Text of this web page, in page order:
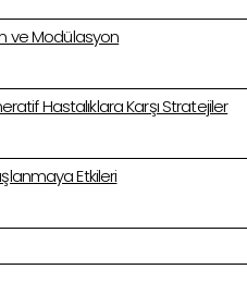
ve Modülasyon
Hastalıklara Karşı Stratejiler
Etkileri